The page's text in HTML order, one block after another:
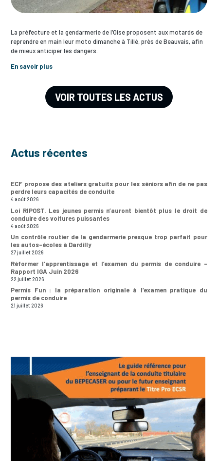
La préfecture et la gendarmerie de l’Oise proposent aux motards de
reprendre en main leur moto dimanche à Tillé, près de Beauvais, afin
de mieux anticiper les dangers.
En savoir plus
VOIR TOUTES LES ACTUS
Actus récentes
ECF propose des ateliers gratuits pour les séniors afin de ne pas
perdre leurs capacités de conduite
4 août 2026
Loi RIPOST. Les jeunes permis n’auront bientôt plus le droit de
conduire des voitures puissantes
4 août 2026
Un contrôle routier de la gendarmerie presque trop parfait pour
les autos-écoles à Dardilly
27 juillet 2026
Réformer l’apprentissage et l’examen du permis de conduire –
Rapport IGA Juin 2026
22 juillet 2026
Permis Fun : la préparation originale à l’examen pratique du
permis de conduire
21 juillet 2026